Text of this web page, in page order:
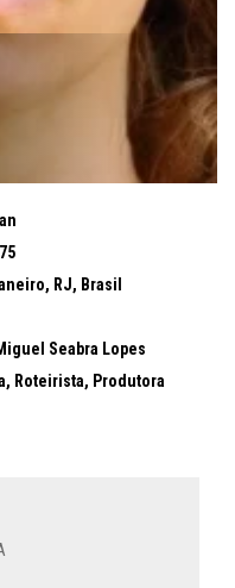
RJ, Brasil
Seabra Lopes
Roteirista, Produtora